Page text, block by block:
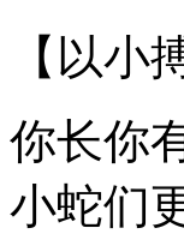
【以小
你长你
小蛇们